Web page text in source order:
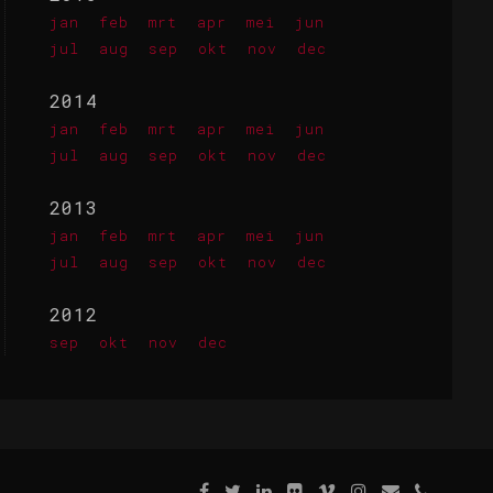
jan feb mrt apr mei
jun
jul
aug sep okt nov dec
2014
jan feb mrt apr mei
jun
jul
aug sep okt nov dec
2013
jan feb mrt apr mei
jun
jul
aug sep okt nov dec
2012
sep okt nov dec